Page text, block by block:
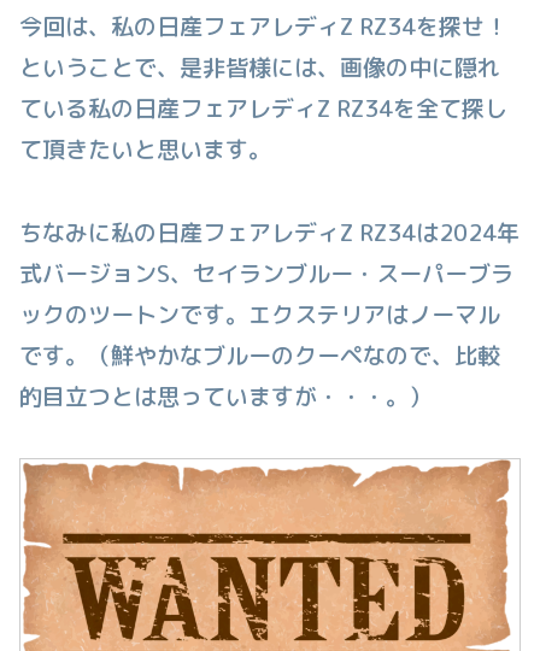
今回は、私の日産フェアレディZ RZ34を探せ！
ということで、是非皆様には、画像の中に隠れ
ている私の日産フェアレディZ RZ34を全て探し
て頂きたいと思います。
ちなみに私の日産フェアレディZ RZ34は2024年
式バージョンS、セイランブルー・スーパーブラ
ックのツートンです。エクステリアはノーマル
です。（鮮やかなブルーのクーペなので、比較
的目立つとは思っていますが・・・。）